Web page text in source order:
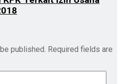
published. Required fields are